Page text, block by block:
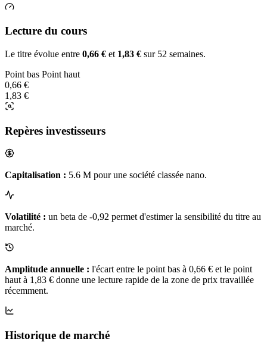
Lecture du cours
Le titre évolue entre 0,66 € et 1,83 € sur 52 semaines.
Point bas Point haut
0,66 €
1,83 €
Repères investisseurs
Capitalisation : 5.6 M pour une société classée nano.
Volatilité : un beta de -0,92 permet d'estimer la sensibilité du titre au
marché.
Amplitude annuelle : l'écart entre le point bas à 0,66 € et le point
haut à 1,83 € donne une lecture rapide de la zone de prix travaillée
récemment.
Historique de marché